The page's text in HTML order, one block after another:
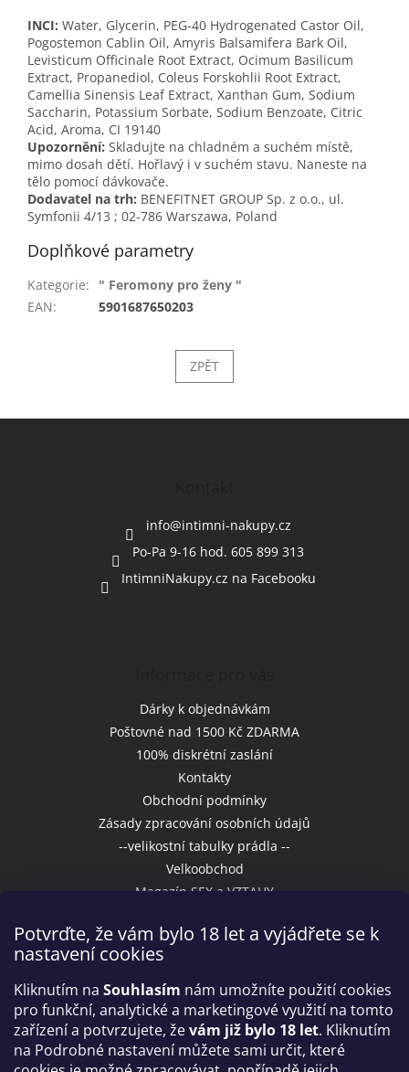
Potvrďte, že vám bylo 18 let a vyjádřete se k
nastavení cookies
Kliknutím na Souhlasím nám umožníte použití cookies
pro funkční, analytické a marketingové využití na tomto
zařízení a potvrzujete, ževám již bylo 18 let. Kliknutím
na Podrobné nastavení můžete sami určit, které
INCI: Water, Glycerin, PEG-40 Hydrogenated Castor Oil,
Pogostemon Cablin Oil, Amyris Balsamifera Bark Oil,
Levisticum Officinale Root Extract, Ocimum Basilicum
Extract, Propanediol, Coleus Forskohlii Root Extract,
Camellia Sinensis Leaf Extract, Xanthan Gum, Sodium
Saccharin, Potassium Sorbate, Sodium Benzoate, Citric
Acid, Aroma, CI 19140
Upozornění: Skladujte na chladném a suchém místě,
mimo dosah dětí. Hořlavý i v suchém stavu. Naneste na
tělo pomocí dávkovače.
Dodavatel na trh: BENEFITNET GROUP Sp. z o.o., ul.
Symfonii 4/13 ; 02-786 Warszawa, Poland
Doplňkové parametry
Kategorie:
" Feromony pro ženy "
EAN: 5901687650203
ZPĚT
Z
info@intimni-nakupy.cz
Po-Pa 9-16 hod. 605 899 313
IntimniNakupy.cz na Facebooku
Dárky k objednávkám
Poštovné nad 1500 Kč ZDARMA
100% diskrétní zaslání
Kontakty
Obchodní podmínky
Zásady zpracování osobních údajů
--velikostní tabulky prádla --
Velkoobchod
Magazín SEX a VZTAHY
Přijímáme online platby